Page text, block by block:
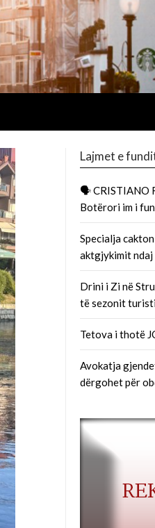
Lajmet e
🗣 CRISTIANO
Botërori im i
Specialja
aktgjykimit
Drini i Zi në
të sezonit
Tetova i thotë
Avokatja
dërgohet për